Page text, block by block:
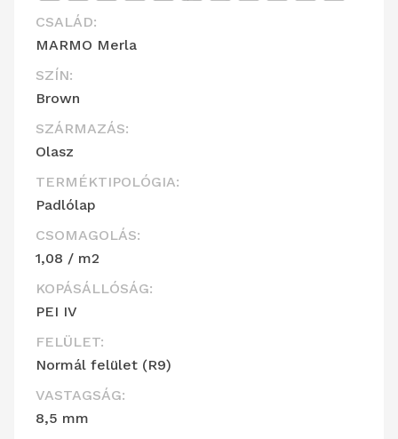
CSALÁD:
MARMO Merla
SZÍN:
Brown
SZÁRMAZÁS:
Olasz
TERMÉKTIPOLÓGIA:
Padlólap
CSOMAGOLÁS:
1,08 / m2
KOPÁSÁLLÓSÁG:
PEI IV
FELÜLET:
Normál felület (R9)
VASTAGSÁG:
8,5 mm